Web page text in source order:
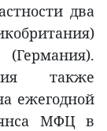
два
также
ежегодной
МФЦ в